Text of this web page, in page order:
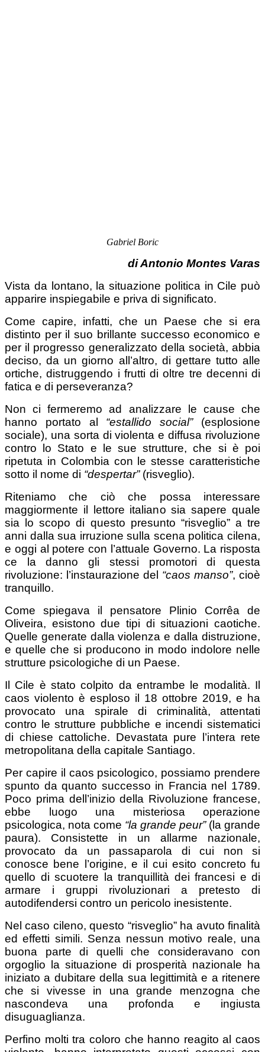
Gabriel Boric
di Antonio Montes Varas
Vista da lontano, la situazione politica in Cile può
apparire inspiegabile e priva di significato.
Come capire, infatti, che un Paese che si era
distinto per il suo brillante successo economico e
per il progresso generalizzato della società, abbia
deciso, da un giorno all’altro, di gettare tutto alle
ortiche, distruggendo i frutti di oltre tre decenni di
fatica e di perseveranza?
Non ci fermeremo ad analizzare le cause che
hanno portato al “estallido social”(esplosione
sociale), una sorta di violenta e diffusa rivoluzione
contro lo Stato e le sue strutture, che si è poi
ripetuta in Colombia con le stesse caratteristiche
sotto il nome di “despertar”(risveglio).
Riteniamo che ciò che possa interessare
maggiormente il lettore italiano sia sapere quale
sia lo scopo di questo presunto “risveglio” a tre
anni dalla sua irruzione sulla scena politica cilena,
e oggi al potere con l’attuale Governo. La risposta
ce la danno gli stessi promotori di questa
rivoluzione: l’instaurazione del “caos manso”, cioè
tranquillo.
Come spiegava il pensatore Plinio Corrêa de
Oliveira, esistono due tipi di situazioni caotiche.
Quelle generate dalla violenza e dalla distruzione,
e quelle che si producono in modo indolore nelle
strutture psicologiche di un Paese.
Il Cile è stato colpito da entrambe le modalità. Il
caos violento è esploso il 18 ottobre 2019, e ha
provocato una spirale di criminalità, attentati
contro le strutture pubbliche e incendi sistematici
di chiese cattoliche. Devastata pure l’intera rete
metropolitana della capitale Santiago.
Per capire il caos psicologico, possiamo prendere
spunto da quanto successo in Francia nel 1789.
Poco prima dell’inizio della Rivoluzione francese,
ebbe luogo una misteriosa operazione
psicologica, nota come “la grande peur”(la grande
paura). Consistette in un allarme nazionale,
provocato da un passaparola di cui non si
conosce bene l’origine, e il cui esito concreto fu
quello di scuotere la tranquillità dei francesi e di
armare i gruppi rivoluzionari a pretesto di
autodifendersi contro un pericolo inesistente.
Nel caso cileno, questo “risveglio” ha avuto finalità
ed effetti simili. Senza nessun motivo reale, una
buona parte di quelli che consideravano con
orgoglio la situazione di prosperità nazionale ha
iniziato a dubitare della sua legittimità e a ritenere
che si vivesse in una grande menzogna che
nascondeva una profonda e ingiusta
disuguaglianza.
Perfino molti tra coloro che hanno reagito al caos